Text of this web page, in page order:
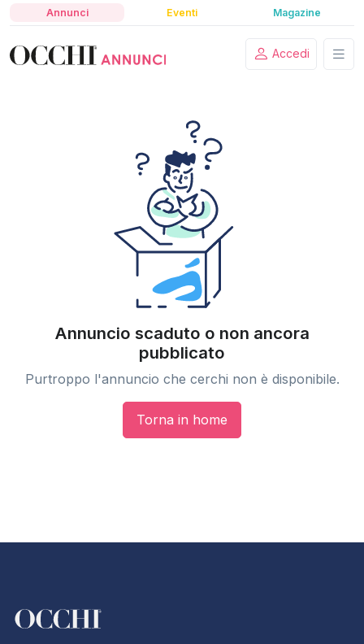
Annunci Eventi Magazine
Accedi
Annuncio scaduto o non ancora
pubblicato
Purtroppo l'annuncio che cerchi non è disponibile.
Torna in home